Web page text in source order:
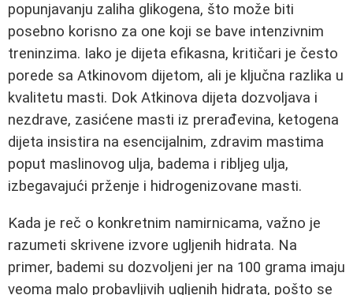
popunjavanju zaliha glikogena, što može biti
posebno korisno za one koji se bave intenzivnim
treninzima. Iako je dijeta efikasna, kritičari je često
porede sa Atkinovom dijetom, ali je ključna razlika u
kvalitetu masti. Dok Atkinova dijeta dozvoljava i
nezdrave, zasićene masti iz prerađevina, ketogena
dijeta insistira na esencijalnim, zdravim mastima
poput maslinovog ulja, badema i ribljeg ulja,
izbegavajući prženje i hidrogenizovane masti.
Kada je reč o konkretnim namirnicama, važno je
razumeti skrivene izvore ugljenih hidrata. Na
primer, bademi su dozvoljeni jer na 100 grama imaju
veoma malo probavljivih ugljenih hidrata, pošto se